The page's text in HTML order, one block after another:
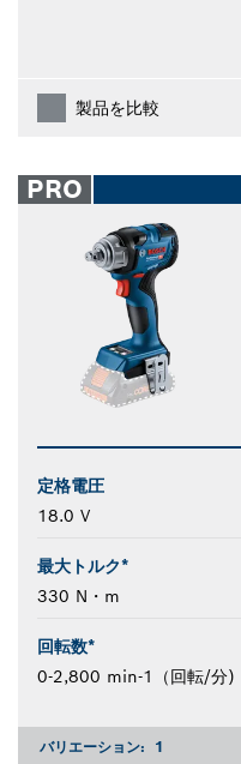
製品を比較
PRO
定格電圧
18.0 V
最大トルク*
330 N・m
回転数*
0-2,800 min-1（回転/分)
バリエーション: 1